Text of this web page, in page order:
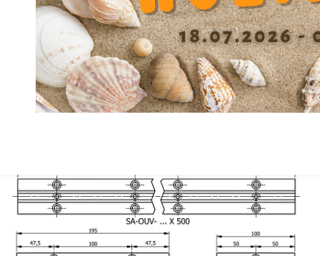
Hauteur centre X +/-0.01
80
Largeur A
120
Matière
GG
Précision
A
Profondeur Lamage W
11